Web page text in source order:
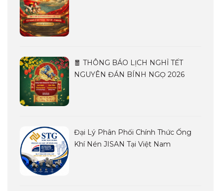
🧧 THÔNG BÁO LỊCH NGHỈ TẾT
NGUYÊN ĐÁN BÍNH NGỌ 2026
Đại Lý Phân Phối Chính Thức Ống
Khí Nén JISAN Tại Việt Nam